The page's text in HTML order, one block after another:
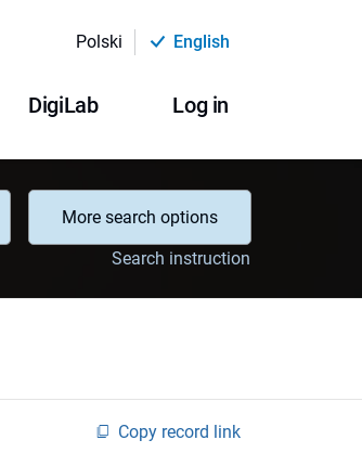
Polski English
DigiLab Log in
More search options
Search instruction
Copy record link